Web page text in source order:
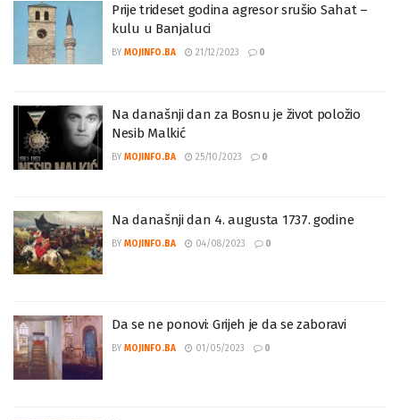
Prije trideset godina agresor srušio Sahat –
kulu u Banjaluci
BY MOJINFO.BA 21/12/2023 0
Na današnji dan za Bosnu je život položio
Nesib Malkić
BY MOJINFO.BA 25/10/2023 0
Na današnji dan 4. augusta 1737. godine
BY MOJINFO.BA 04/08/2023 0
Da se ne ponovi: Grijeh je da se zaboravi
BY MOJINFO.BA 01/05/2023 0